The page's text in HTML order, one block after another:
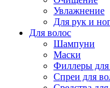
Увлажнение
Для рук и
Для волос
Шампуни
Маски
Филлеры для
Спреи для